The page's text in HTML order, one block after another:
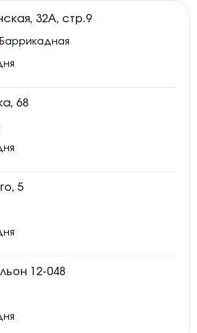
32А, стр.9
Баррикадная
68
5
12-048